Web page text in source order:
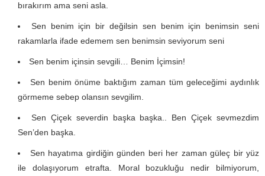
bırakırım ama seni asla.
Sen benim için bir değilsin sen benim için benimsin seni
rakamlarla ifade edemem sen benimsin seviyorum seni
Sen benim içinsin sevgili… Benim İçimsin!
Sen benim önüme baktığım zaman tüm geleceğimi aydınlık
görmeme sebep olansın sevgilim.
Sen Çiçek severdin başka başka.. Ben Çiçek sevmezdim
Sen’den başka.
Sen hayatıma girdiğin günden beri her zaman güleç bir yüz
ile dolaşıyorum etrafta. Moral bozukluğu nedir bilmiyorum,